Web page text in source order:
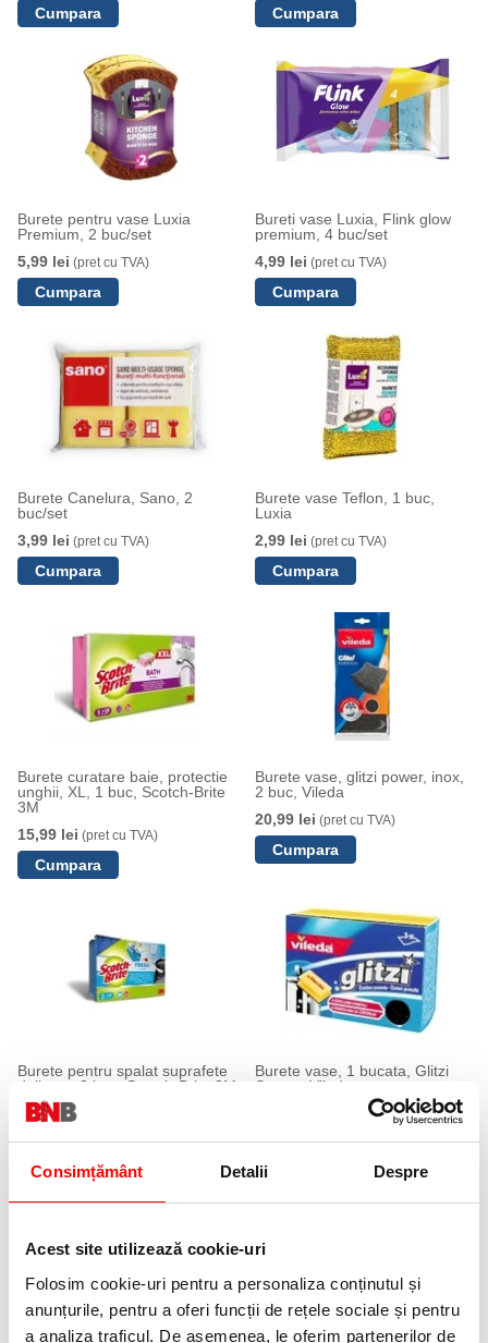
Consimțământ Detalii Despre
Acest site utilizează cookie-uri
Folosim cookie-uri pentru a personaliza conținutul și
anunțurile, pentru a oferi funcții de rețele sociale și pentru
a analiza traficul. De asemenea, le oferim partenerilor de
Burete pentru vase Luxia
Premium, 2 buc/set
5,99 lei (pret cu TVA)
Bureti vase Luxia, Flink glow
premium, 4 buc/set
4,99 lei (pret cu TVA)
Burete Canelura, Sano, 2
buc/set
3,99 lei (pret cu TVA)
Burete vase Teflon, 1 buc,
Luxia
2,99 lei (pret cu TVA)
Burete curatare baie, protectie
unghii, XL, 1 buc, Scotch-Brite
3M
15,99 lei (pret cu TVA)
Burete vase, glitzi power, inox,
2 buc, Vileda
20,99 lei (pret cu TVA)
Burete pentru spalat suprafete
delicate, 2 buc, Scotch-Brite 3M
22,99 lei
Burete vase, 1 bucata, Glitzi
Strong, Vileda
(pret cu TVA)